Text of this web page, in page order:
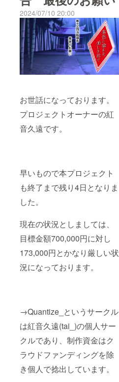
2024/07/10 20:00
お世話になっております。
プロジェクトオーナーの紅
音久遠です。
早いもので本プロジェクト
も終了まで残り4日となりま
した。
現在の状況としましては、
目標金額700,000円に対し
173,000円とかなり厳しい状
況になっております。
→Quantize_というサークル
は紅音久遠(tai_)の個人サー
クルであり、制作資金はク
ラウドファンディングを除
き個人で捻出しています。